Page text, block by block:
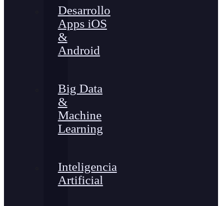
Desarrollo
Apps iOS
&
Android
Big Data
&
Machine
Learning
Inteligencia
Artificial